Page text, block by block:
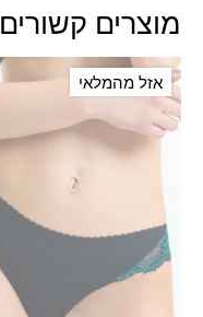
מוצרים קשורים
אזל מהמלאי